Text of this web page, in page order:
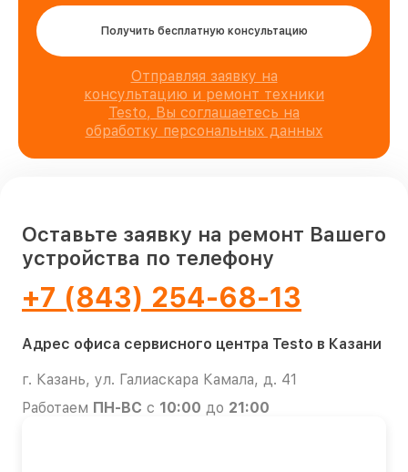
Получить бесплатную консультацию
Отправляя заявку на
консультацию и ремонт техники
Testo, Вы соглашаетесь на
обработку персональных данных
Оставьте заявку на ремонт Вашего
устройства по телефону
+7 (843) 254-68-13
Адрес офиса сервисного центра Testo в Казани
г. Казань, ул. Галиаскара Камала, д. 41
Работаем ПН-ВС с 10:00 до 21:00